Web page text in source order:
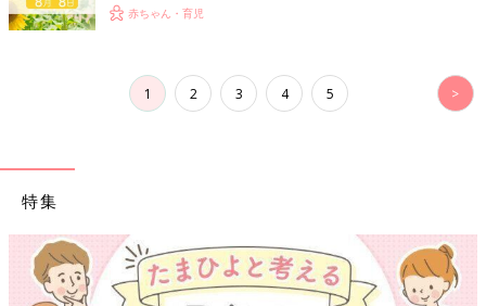
赤ちゃん・育児
1 2 3 4 5 >
特集